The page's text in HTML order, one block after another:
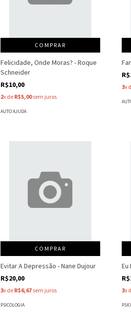
COMPRAR
Felicidade, Onde Moras? - Roque
Schneider
R$10,00
2x de R$5,00sem juros
AUTO AJUDA
3x
COMPRAR
Evitar A Depressão - Nane Dujour
R$20,00
3x de R$6,67sem juros
PSICOLOGIA
Eu
3x